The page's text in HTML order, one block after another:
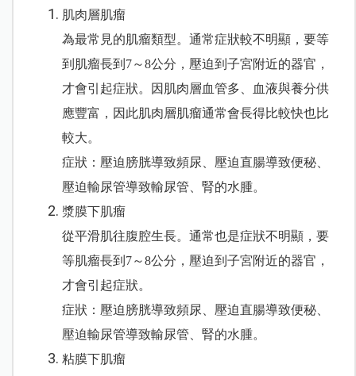
肌肉層肌瘤
為最常見的肌瘤類型。通常症狀較不明顯，要等
到肌瘤長到7～8公分，壓迫到子宮附近的器官，
才會引起症狀。因肌肉層血管多、血液與養分供
應豐富，因此肌肉層肌瘤通常會長得比較快也比
較大。
症狀：壓迫膀胱導致頻尿、壓迫直腸導致便秘、
壓迫輸尿管導致輸尿管、腎的水腫。
漿膜下肌瘤
從平滑肌往腹腔生長。通常也是症狀不明顯，要
等肌瘤長到7～8公分，壓迫到子宮附近的器官，
才會引起症狀。
症狀：壓迫膀胱導致頻尿、壓迫直腸導致便秘、
壓迫輸尿管導致輸尿管、腎的水腫。
粘膜下肌瘤